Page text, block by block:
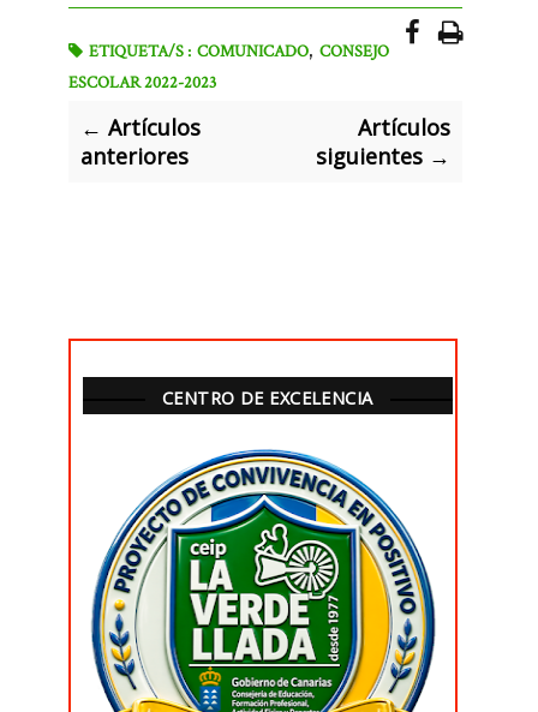
ETIQUETA/S : COMUNICADO, CONSEJO
ESCOLAR 2022-2023
← Artículos
anteriores
Artículos
siguientes →
CENTRO DE EXCELENCIA